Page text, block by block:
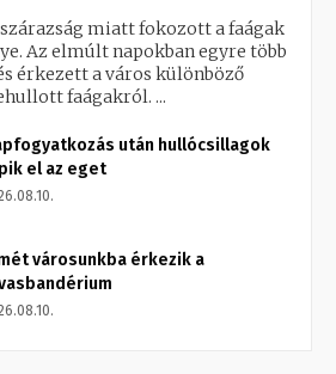
miatt fokozott a faágak
Az elmúlt napokban egyre több
érkezett a város különböző
faágakról. ...
után hullócsillagok
el az eget
városunkba érkezik a